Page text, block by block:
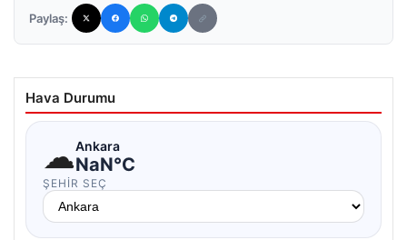
Paylaş:
Hava Durumu
☁Ankara
NaN°C
ŞEHIR SEÇ